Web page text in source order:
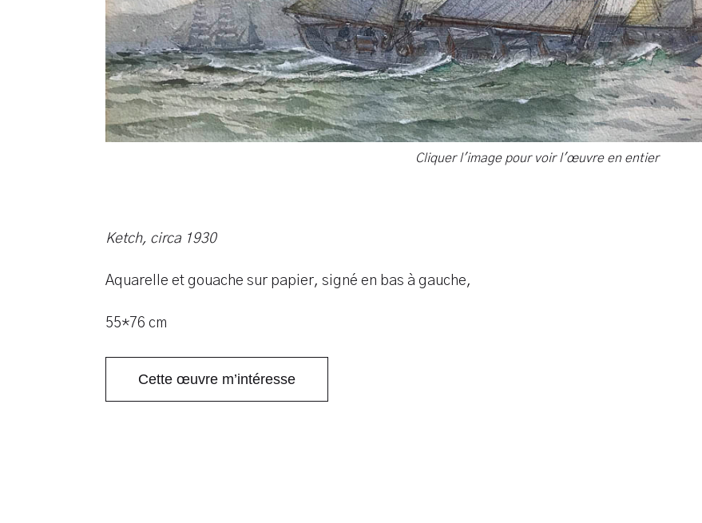
Cliquer l'image pour voir l'œuvre en entier
Ketch, circa 1930
Aquarelle et gouache sur papier, signé en bas à gauche,
55*76 cm
Cette œuvre m’intéresse